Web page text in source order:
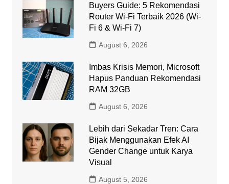
Buyers Guide: 5 Rekomendasi
Router Wi-Fi Terbaik 2026 (Wi-
Fi 6 & Wi-Fi 7)
August 6, 2026
Imbas Krisis Memori, Microsoft
Hapus Panduan Rekomendasi
RAM 32GB
August 6, 2026
Lebih dari Sekadar Tren: Cara
Bijak Menggunakan Efek AI
Gender Change untuk Karya
Visual
August 5, 2026